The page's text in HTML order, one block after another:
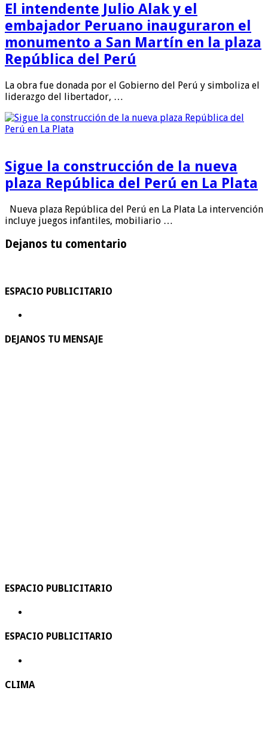
El intendente Julio Alak y el
embajador Peruano inauguraron el
monumento a San Martín en la plaza
República del Perú
La obra fue donada por el Gobierno del Perú y simboliza el
liderazgo del libertador, …
Sigue la construcción de la nueva
plaza República del Perú en La Plata
Nueva plaza República del Perú en La Plata La intervención
incluye juegos infantiles, mobiliario …
Dejanos tu comentario
ESPACIO PUBLICITARIO
DEJANOS TU MENSAJE
ESPACIO PUBLICITARIO
ESPACIO PUBLICITARIO
CLIMA